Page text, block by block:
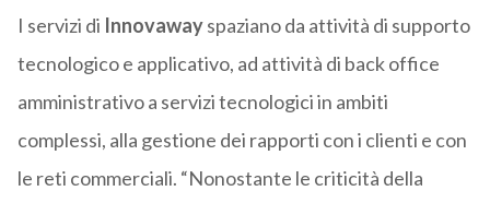
I servizi di Innovawayspaziano da attività di supporto
tecnologico e applicativo, ad attività di back office
amministrativo a servizi tecnologici in ambiti
complessi, alla gestione dei rapporti con i clienti e con
le reti commerciali. “Nonostante le criticità della